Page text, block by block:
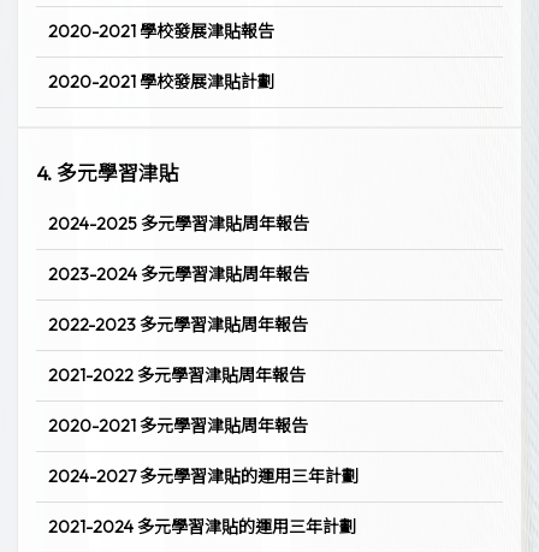
2020-2021 學校發展津貼報告
2020-2021 學校發展津貼計劃
4. 多元學習津貼
2024-2025 多元學習津貼周年報告
2023-2024 多元學習津貼周年報告
2022-2023 多元學習津貼周年報告
2021-2022 多元學習津貼周年報告
2020-2021 多元學習津貼周年報告
2024-2027 多元學習津貼的運用三年計劃
2021-2024 多元學習津貼的運用三年計劃